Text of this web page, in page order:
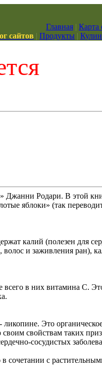
Главная | Карта
сайтов | Продукты |
Джанни Родари. В этой
яблоки» (так
калий (полезен для
и заживления ран),
всего в них витамина C.
Это
свойствам таких
сосудистых
сочетании с